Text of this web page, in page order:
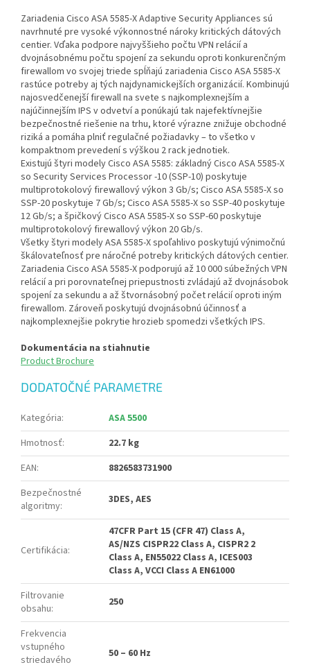
Zariadenia Cisco ASA 5585-X Adaptive Security Appliances sú
navrhnuté pre vysoké výkonnostné nároky kritických dátových
centier. Vďaka podpore najvyššieho počtu VPN relácií a
dvojnásobnému počtu spojení za sekundu oproti konkurenčným
firewallom vo svojej triede spĺňajú zariadenia Cisco ASA 5585-X
rastúce potreby aj tých najdynamickejších organizácií. Kombinujú
najosvedčenejší firewall na svete s najkomplexnejším a
najúčinnejším IPS v odvetví a ponúkajú tak najefektívnejšie
bezpečnostné riešenie na trhu, ktoré výrazne znižuje obchodné
riziká a pomáha plniť regulačné požiadavky – to všetko v
kompaktnom prevedení s výškou 2 rack jednotiek.
Existujú štyri modely Cisco ASA 5585: základný Cisco ASA 5585-X
so Security Services Processor -10 (SSP-10) poskytuje
multiprotokolový firewallový výkon 3 Gb/s; Cisco ASA 5585-X so
SSP-20 poskytuje 7 Gb/s; Cisco ASA 5585-X so SSP-40 poskytuje
12 Gb/s; a špičkový Cisco ASA 5585-X so SSP-60 poskytuje
multiprotokolový firewallový výkon 20 Gb/s.
Všetky štyri modely ASA 5585-X spoľahlivo poskytujú výnimočnú
škálovateľnosť pre náročné potreby kritických dátových centier.
Zariadenia Cisco ASA 5585-X podporujú až 10 000 súbežných VPN
relácií a pri porovnateľnej priepustnosti zvládajú až dvojnásobok
spojení za sekundu a až štvornásobný počet relácií oproti iným
firewallom. Zároveň poskytujú dvojnásobnú účinnosť a
najkomplexnejšie pokrytie hrozieb spomedzi všetkých IPS.
Dokumentácia na stiahnutie
Product Brochure
DODATOČNÉ PARAMETRE
Kategória:
ASA 5500
Hmotnosť:
22.7 kg
EAN:
8826583731900
Bezpečnostné
algoritmy: 3DES, AES
Certifikácia:
47CFR Part 15 (CFR 47) Class A,
AS/NZS CISPR22 Class A, CISPR2 2
Class A, EN55022 Class A, ICES003
Class A, VCCI Class A EN61000
Filtrovanie
obsahu: 250
Frekvencia
vstupného
striedavého
50 – 60 Hz